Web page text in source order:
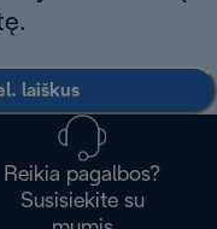
laiškus
Reikia pagalbos?
Susisiekite su